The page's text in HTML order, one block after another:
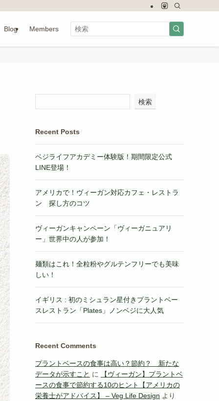
Blog Members
検索
Recent Posts
ベジライフアカデミー体験版！期間限定公式
LINE登場！
アメリカで！ヴィーガン対応カフェ・レストラ
ン 探し方のコツ
ヴィーガンキャンペーン「ヴィーガニュアリ
ー」世界中の人が参加！
麺類はこれ！全粒粉やグルテンフリーでも美味
しい！
イギリス : 初のミシュラン星付きプラントベー
スレストラン「Plates」ノンベジに大人気
Recent Comments
プラントベースの食事は高い？節約？ 新たな
データが示すこと に
【ヴィーガン】プラントベ
ースの食事で節約する10のヒント【アメリカの
栄養士がアドバイス】 – Veg Life Design より